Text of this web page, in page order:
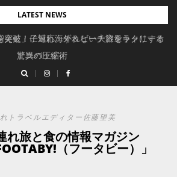
LATEST NEWS
えた」に対応。ずれない大容量キャリーオ
ンバッグ
突破！子連れ海外＆ビーチ旅をラクにする
驚異の圧縮術
トラベルエディター佐藤望美
れ旅と食の情報マガジン
（フータビー）」